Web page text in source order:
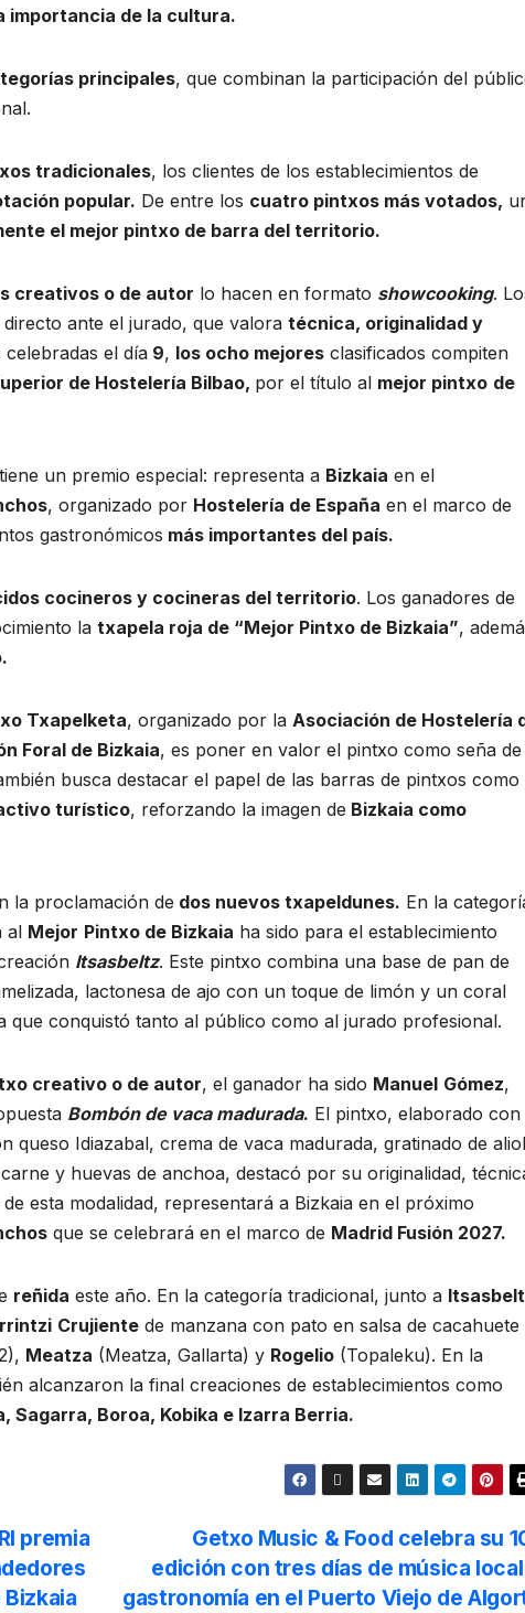
importancia de la cultura.
principales, que combinan la participación del
tradicionales, los clientes de los establecimientos de
popular. De entre los cuatro pintxos más votados,
el mejor pintxo de barra del territorio.
creativos o de autor lo hacen en formato showcooking.
directo ante el jurado, que valora técnica, originalidad y
celebradas el día 9, los ocho mejores clasificados compiten
de Hostelería Bilbao, por el título al mejor pintxo de
un premio especial: representa a Bizkaia en el
, organizado por Hostelería de España en el marco de
gastronómicos más importantes del país.
cocineros y cocineras del territorio. Los ganadores de
la txapela roja de “Mejor Pintxo de Bizkaia”,
Txapelketa, organizado por la Asociación de Hostelería
Foral de Bizkaia, es poner en valor el pintxo como seña de
busca destacar el papel de las barras de pintxos como
turístico, reforzando la imagen de Bizkaia como
la proclamación de dos nuevos txapeldunes. En la
al Mejor Pintxo de Bizkaia ha sido para el establecimiento
Itsasbeltz. Este pintxo combina una base de pan de
lactonesa de ajo con un toque de limón y un coral
que conquistó tanto al público como al jurado profesional.
creativo o de autor, el ganador ha sido Manuel Gómez,
Bombón de vaca madurada. El pintxo, elaborado con
queso Idiazabal, crema de vaca madurada, gratinado de
y huevas de anchoa, destacó por su originalidad,
esta modalidad, representará a Bizkaia en el próximo
que se celebrará en el marco de Madrid Fusión 2027.
reñida este año. En la categoría tradicional, junto a
Crujiente de manzana con pato en salsa de cacahuete
Meatza (Meatza, Gallarta) y Rogelio (Topaleku). En la
alcanzaron la final creaciones de establecimientos como
Sagarra, Boroa, Kobika e Izarra Berria.
Getxo Music & Food celebra su
edición con tres días de música
gastronomía en el Puerto Viejo de
premia